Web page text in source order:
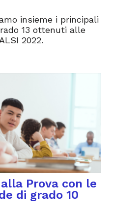
insieme i principali
13 ottenuti alle
2022.
Prova con le
di grado 10